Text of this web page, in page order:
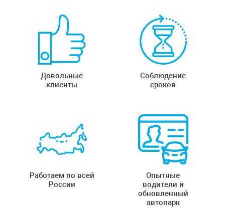
Довольные
клиенты
Соблюдение
сроков
Работаем по всей
России
Опытные
водители и
обновленный
автопарк